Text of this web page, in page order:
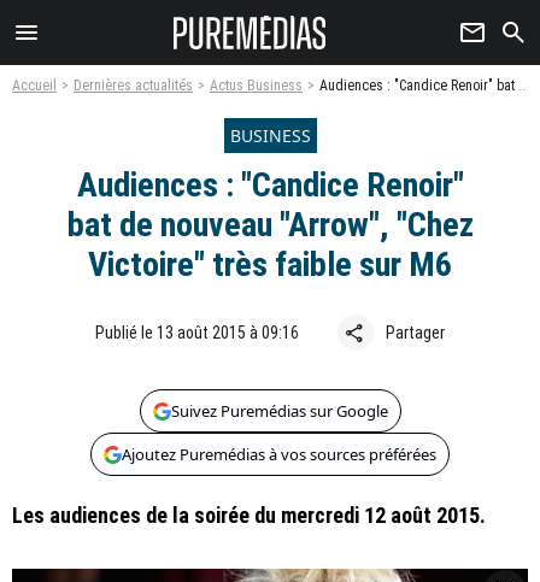
menu newsletter search
Accueil Dernières actualités Actus Business Audiences : "Candice Renoir" bat de nouveau "Arrow", "Chez Victoire" très faible sur M6
BUSINESS
Audiences : "Candice Renoir"
bat de nouveau "Arrow", "Chez
Victoire" très faible sur M6
Publié le 13 août 2015 à 09:16 share Partager
Suivez Puremédias sur Google
Ajoutez Puremédias à vos sources préférées
Les audiences de la soirée du mercredi 12 août 2015.